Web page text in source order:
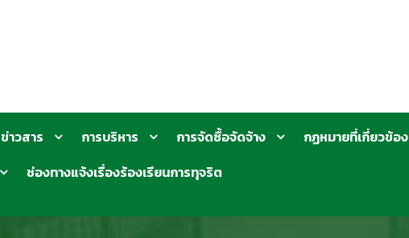
ข่าวสาร การบริหาร การจัดซื้อจัดจ้าง กฏหมายที่เกี่ยวข้อง
ช่องทางแจ้งเรื่องร้องเรียนการทุจริต